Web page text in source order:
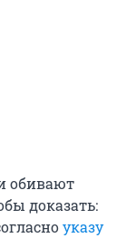
обивают
доказать:
указу